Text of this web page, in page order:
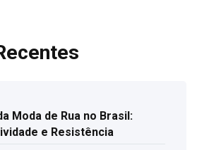
Moda de Rua no Brasil:
e Resistência